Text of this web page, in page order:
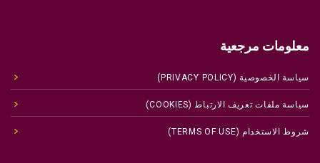
معلومات مرجعية
سياسة الخصوصية (PRIVACY POLICY)
سياسة ملفات تعريف الارتباط (COOKIES)
شروط الاستخدام (TERMS OF USE)